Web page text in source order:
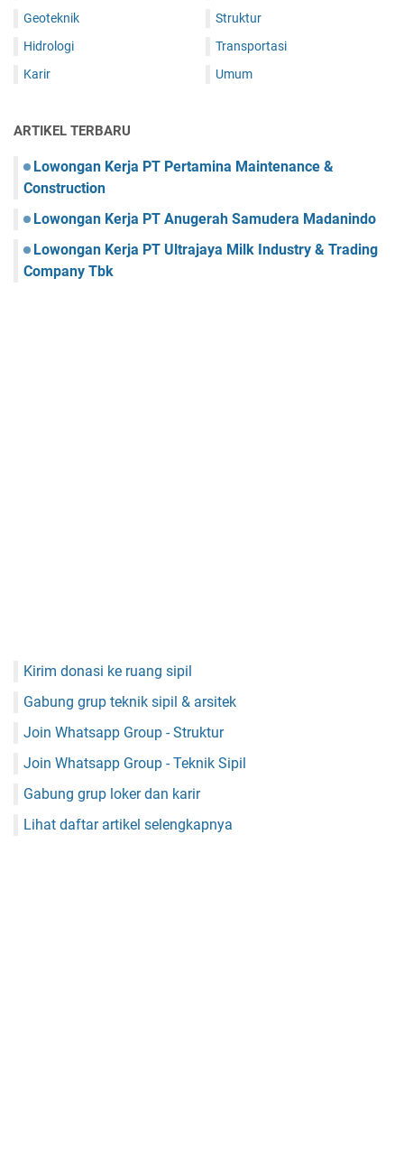
Geoteknik
Hidrologi
Karir
Struktur
Transportasi
Umum
ARTIKEL TERBARU
Lowongan Kerja PT Pertamina Maintenance &
Construction
Lowongan Kerja PT Anugerah Samudera Madanindo
Lowongan Kerja PT Ultrajaya Milk Industry & Trading
Company Tbk
Kirim donasi ke ruang sipil
Gabung grup teknik sipil & arsitek
Join Whatsapp Group - Struktur
Join Whatsapp Group - Teknik Sipil
Gabung grup loker dan karir
Lihat daftar artikel selengkapnya